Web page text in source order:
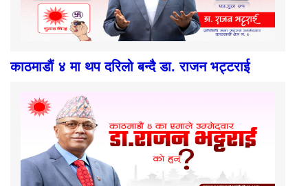
काठमाडौं ४ मा थप दरिलो बन्दै डा. राजन भट्टराई